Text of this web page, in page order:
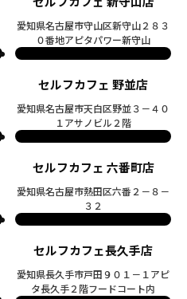
愛知県名古屋市守山区新守山２８３
０番地アピタパワー新守山
セルフカフェ 野並店
愛知県名古屋市天白区野並３－４０
１アサノビル２階
セルフカフェ 六番町店
愛知県名古屋市熱田区六番２－８－
３２
セルフカフェ長久手店
愛知県長久手市戸田９０１－１アピ
タ長久手２階フードコート内